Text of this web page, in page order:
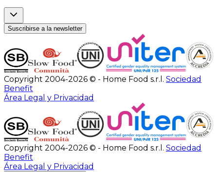
Suscribirse a la newsletter
Copyright 2004-2026 © - Home Food s.r.l. Sociedad
Benefit
Área Legal y Privacidad
Copyright 2004-2026 © - Home Food s.r.l. Sociedad
Benefit
Área Legal y Privacidad